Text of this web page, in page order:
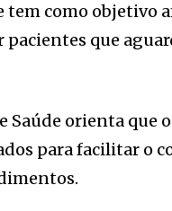
tem como objetivo
que
Saúde orienta que
para facilitar o